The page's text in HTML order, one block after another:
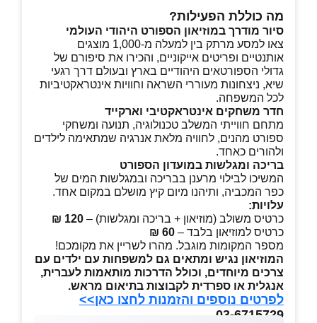
מה כוללת הפעילות?
סיור מודרך במוזיאון הספורט היהודי העולמי
צאו למסע מרתק בין למעלה מ-1,000 מוצגים
אותנטיים ופריטים אייקוניים, והכירו את סיפורם של
גדולי הספורטאים היהודיים בארץ ובעולם דרך רגעי
שיא, ניצחונות מעוררי השראה וחוויות אינטראקטיביות
לכל המשפחה.
חדר משחקים אינטראקטיבי וארקייד
מתחם חווייתי המשלב טכנולוגיה, תנועה ומשחקי
ספורט מהנים, לחוויה מלאת אנרגיה שמתאימה לילדים
ולהורים כאחד.
בריכה ומגלשות במועדון הספורט
המשיכו לבילוי מרענן בבריכה ובמגלשות המים של
כפר המכביה, ותיהנו מיום קיץ מושלם במקום אחד.
עלויות:
כרטיס משולב (מוזיאון + בריכה ומגלשות) – 120 ₪
כרטיס למוזיאון בלבד – 60 ₪
מספר המקומות מוגבל. מהרו לשריין את מקומכם!
המוזיאון נגיש ומתאים גם למשפחות עם ילדים עם
צרכים מיוחדים, וכולל הדרכות מותאמות לעברית,
אנגלית או ספרדית לקבוצות בתיאום מראש.
לפרטים נוספים והזמנות לחצו כאן>>
03-6715729